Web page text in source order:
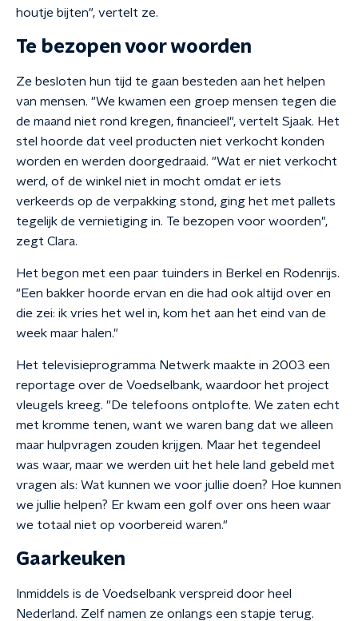
houtje bijten", vertelt ze.
Te bezopen voor woorden
Ze besloten hun tijd te gaan besteden aan het helpen
van mensen. "We kwamen een groep mensen tegen die
de maand niet rond kregen, financieel", vertelt Sjaak. Het
stel hoorde dat veel producten niet verkocht konden
worden en werden doorgedraaid. "Wat er niet verkocht
werd, of de winkel niet in mocht omdat er iets
verkeerds op de verpakking stond, ging het met pallets
tegelijk de vernietiging in. Te bezopen voor woorden",
zegt Clara.
Het begon met een paar tuinders in Berkel en Rodenrijs.
"Een bakker hoorde ervan en die had ook altijd over en
die zei: ik vries het wel in, kom het aan het eind van de
week maar halen."
Het televisieprogramma Netwerk maakte in 2003 een
reportage over de Voedselbank, waardoor het project
vleugels kreeg. "De telefoons ontplofte. We zaten echt
met kromme tenen, want we waren bang dat we alleen
maar hulpvragen zouden krijgen. Maar het tegendeel
was waar, maar we werden uit het hele land gebeld met
vragen als: Wat kunnen we voor jullie doen? Hoe kunnen
we jullie helpen? Er kwam een golf over ons heen waar
we totaal niet op voorbereid waren."
Gaarkeuken
Inmiddels is de Voedselbank verspreid door heel
Nederland. Zelf namen ze onlangs een stapje terug.